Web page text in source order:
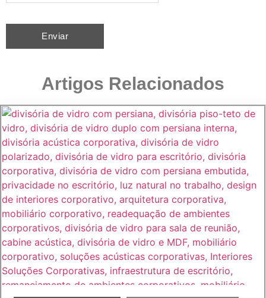
Artigos Relacionados